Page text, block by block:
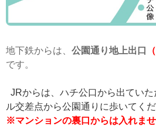
地下鉄からは、 公園通り地上出口
です。
※マンションの裏口からは入れませ